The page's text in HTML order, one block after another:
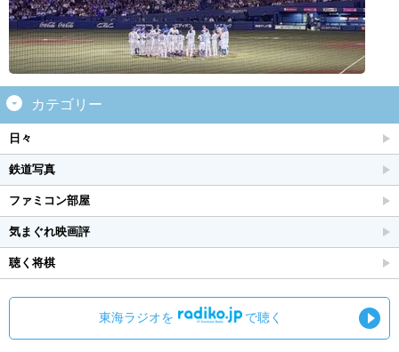
カテゴリー
日々
鉄道写真
ファミコン部屋
気まぐれ映画評
聴く将棋
東海ラジオを で聴く